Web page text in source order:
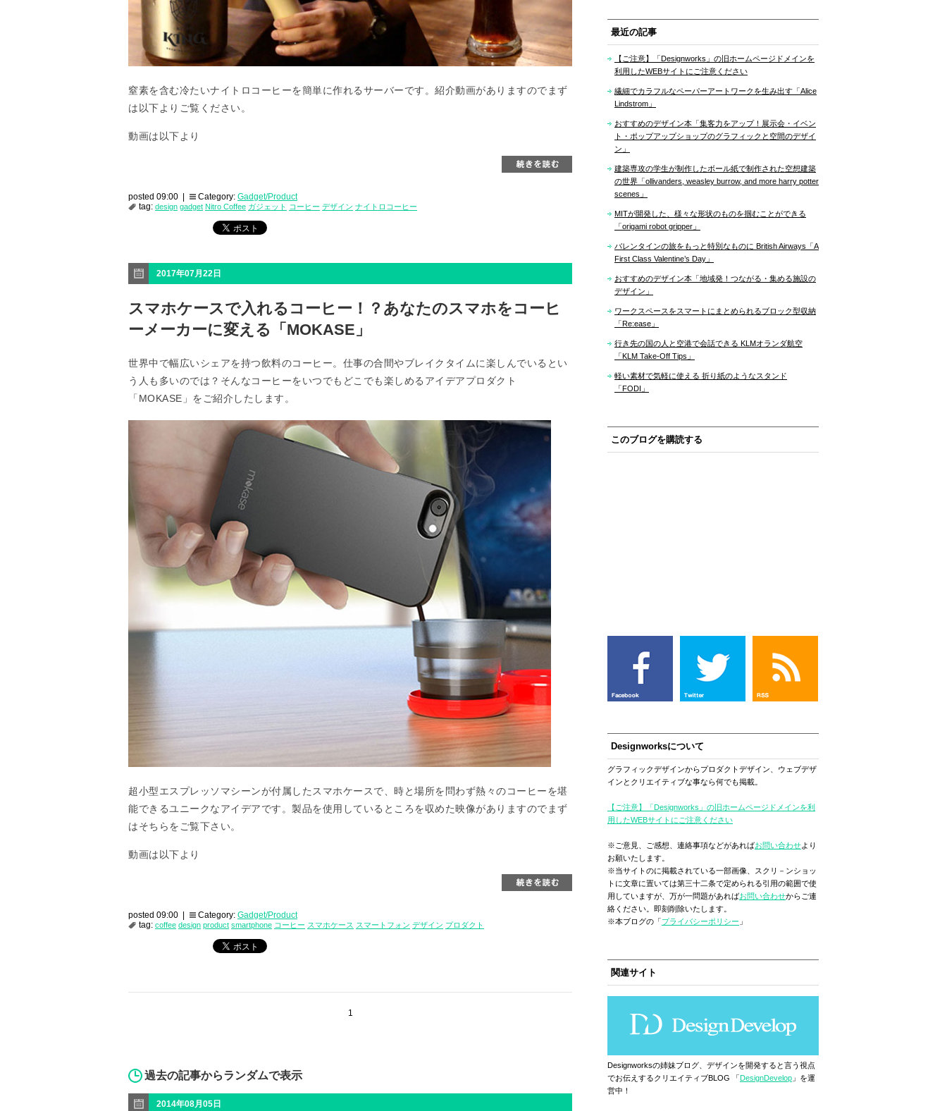
窒素を含む冷たいナイトロコーヒーを簡単に作れるサーバーです。紹介動画がありますのでまず
は以下よりご覧ください。
動画は以下より
posted 09:00 | Category: Gadget/Product
tag: design gadget Nitro Coffee ガジェット コーヒー デザイン ナイトロコーヒー
2017年07月22日
スマホケースで入れるコーヒー！？あなたのスマホをコーヒ
ーメーカーに変える「MOKASE」
世界中で幅広いシェアを持つ飲料のコーヒー。仕事の合間やブレイクタイムに楽しんでいるとい
う人も多いのでは？そんなコーヒーをいつでもどこでも楽しめるアイデアプロダクト
「MOKASE」をご紹介したします。
超小型エスプレッソマシーンが付属したスマホケースで、時と場所を問わず熱々のコーヒーを堪
能できるユニークなアイデアです。製品を使用しているところを収めた映像がありますのでまず
はそちらをご覧下さい。
動画は以下より
posted 09:00 | Category: Gadget/Product
tag: coffee design product smartphone コーヒー スマホケース スマートフォン デザイン プロダクト
1
過去の記事からランダムで表示
2014年08月05日
最近の記事
【ご注意】「Designworks」の旧ホームページドメインを
利用したWEBサイトにご注意ください
繊細でカラフルなペーパーアートワークを生み出す「Alice
Lindstrom」
おすすめのデザイン本「集客力をアップ！展示会・イベン
ト・ポップアップショップのグラフィックと空間のデザイ
ン」
建築専攻の学生が制作したボール紙で制作された空想建築
の世界「ollivanders, weasley burrow, and more harry potter
scenes」
MITが開発した、様々な形状のものを掴むことができる
「origami robot gripper」
バレンタインの旅をもっと特別なものに British Airways「A
First Class Valentine’s Day」
おすすめのデザイン本「地域発！つながる・集める施設の
デザイン」
ワークスペースをスマートにまとめられるブロック型収納
「Re:ease」
行き先の国の人と空港で会話できる KLMオランダ航空
「KLM Take-Off Tips」
軽い素材で気軽に使える 折り紙のようなスタンド
「FODI」
このブログを購読する
Designworksについて
グラフィックデザインからプロダクトデザイン、ウェブデザ
インとクリエイティブな事なら何でも掲載。
【ご注意】「Designworks」の旧ホームページドメインを利
用したWEBサイトにご注意ください
※ご意見、ご感想、連絡事項などがあればお問い合わせより
お願いたします。
※当サイトのに掲載されている一部画像、スクリ－ンショッ
トに文章に置いては第三十二条で定められる引用の範囲で使
用していますが、万が一問題があればお問い合わせからご連
絡ください。即刻削除いたします。
※本ブログの「プライバシーポリシー 」
関連サイト
Designworksの姉妹ブログ、デザインを開発すると言う視点
でお伝えするクリエイティブBLOG 「DesignDevelop 」を運
営中！